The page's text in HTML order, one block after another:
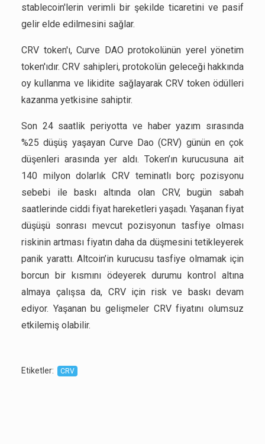
stablecoin'lerin verimli bir şekilde ticaretini ve pasif
gelir elde edilmesini sağlar.
CRV token'ı, Curve DAO protokolünün yerel yönetim
token'ıdır. CRV sahipleri, protokolün geleceği hakkında
oy kullanma ve likidite sağlayarak CRV token ödülleri
kazanma yetkisine sahiptir.
Son 24 saatlik periyotta ve haber yazım sırasında
%25 düşüş yaşayan Curve Dao (CRV) günün en çok
düşenleri arasında yer aldı. Token’ın kurucusuna ait
140 milyon dolarlık CRV teminatlı borç pozisyonu
sebebi ile baskı altında olan CRV, bugün sabah
saatlerinde ciddi fiyat hareketleri yaşadı. Yaşanan fiyat
düşüşü sonrası mevcut pozisyonun tasfiye olması
riskinin artması fiyatın daha da düşmesini tetikleyerek
panik yarattı. Altcoin’in kurucusu tasfiye olmamak için
borcun bir kısmını ödeyerek durumu kontrol altına
almaya çalışsa da, CRV için risk ve baskı devam
ediyor. Yaşanan bu gelişmeler CRV fiyatını olumsuz
etkilemiş olabilir.
Etiketler: CRV